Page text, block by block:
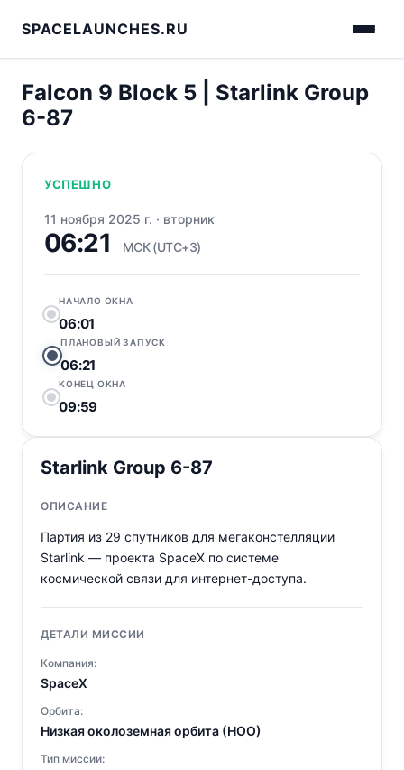
SPACELAUNCHES.RU
Falcon 9 Block 5 | Starlink Group
6-87
УСПЕШНО
11 ноября 2025 г. · вторник
06:21 МСК (UTC+3)
НАЧАЛО ОКНА
06:01
ПЛАНОВЫЙ ЗАПУСК
06:21
КОНЕЦ ОКНА
09:59
Starlink Group 6-87
ОПИСАНИЕ
Партия из 29 спутников для мегаконстелляции
Starlink — проекта SpaceX по системе
космической связи для интернет-доступа.
ДЕТАЛИ МИССИИ
Компания:
SpaceX
Орбита:
Низкая околоземная орбита (НОО)
Тип миссии: